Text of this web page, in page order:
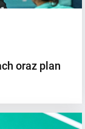
oraz plan